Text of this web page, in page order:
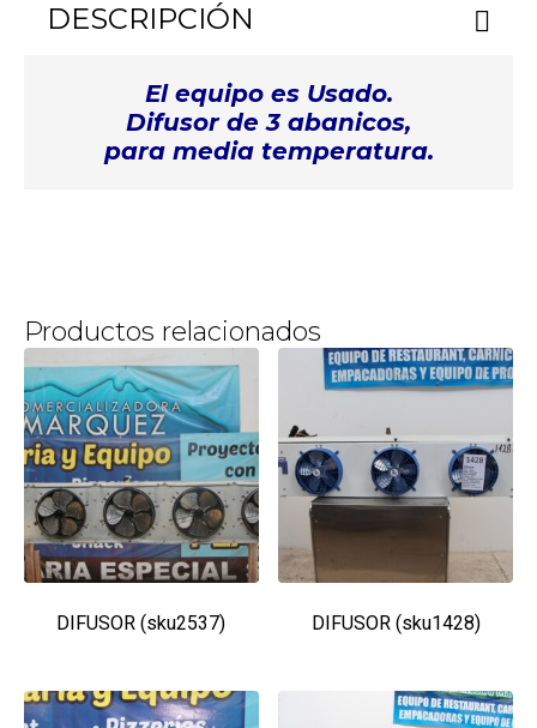
DESCRIPCIÓN
El equipo es Usado.
Difusor de 3 abanicos,
para media temperatura.
Productos relacionados
DIFUSOR (sku2537) DIFUSOR (sku1428)